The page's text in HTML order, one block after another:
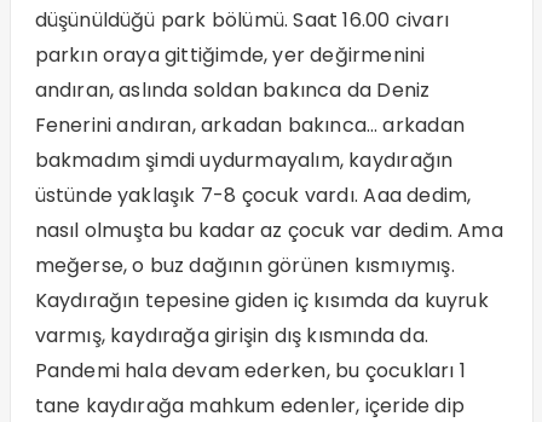
düşünüldüğü park bölümü. Saat 16.00 civarı
parkın oraya gittiğimde, yer değirmenini
andıran, aslında soldan bakınca da Deniz
Fenerini andıran, arkadan bakınca… arkadan
bakmadım şimdi uydurmayalım, kaydırağın
üstünde yaklaşık 7-8 çocuk vardı. Aaa dedim,
nasıl olmuşta bu kadar az çocuk var dedim. Ama
meğerse, o buz dağının görünen kısmıymış.
Kaydırağın tepesine giden iç kısımda da kuyruk
varmış, kaydırağa girişin dış kısmında da.
Pandemi hala devam ederken, bu çocukları 1
tane kaydırağa mahkum edenler, içeride dip